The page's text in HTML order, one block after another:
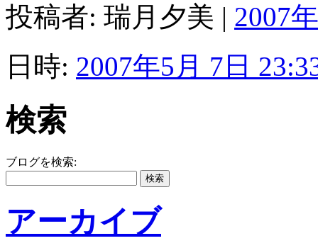
投稿者: 瑞月夕美 | 2007
日時: 2007年5月 7日
検索
ブログを検索:
アーカイブ